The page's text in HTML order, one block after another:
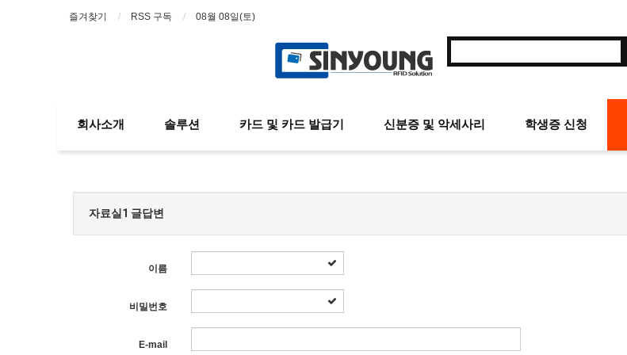
즐겨찾기 RSS 구독 08월 08일(토)
회사소개 솔루션 카드 및 카드 발급기 신분증 및 악세사리 학생증 신청
자료실1 글답변
이름
비밀번호
E-mail